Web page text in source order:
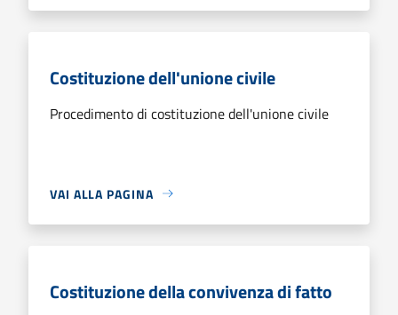
Costituzione dell'unione civile
Procedimento di costituzione dell'unione civile
VAI ALLA PAGINA
Costituzione della convivenza di fatto